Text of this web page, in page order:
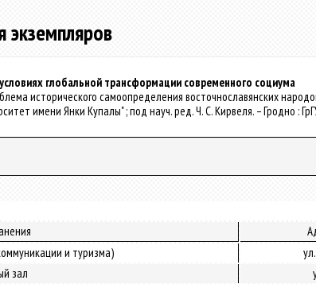
экземпляров
глобальной трансформации современного социума
исторического самоопределения восточнославянских
имени Янки Купалы" ; под науч. ред. Ч. С. Кирвеля. – Гродно :
и туризма)
зал